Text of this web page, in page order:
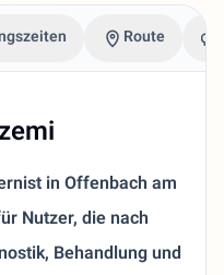
Route
in Offenbach am
Nutzer, die nach
Behandlung und